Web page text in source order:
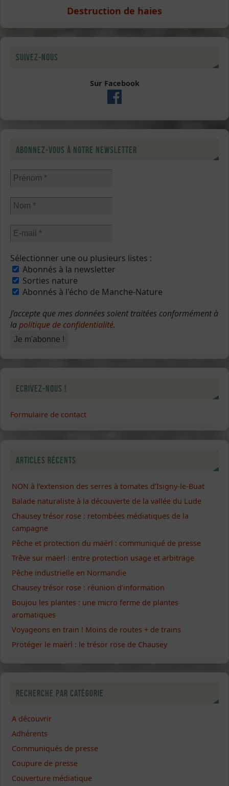
Destruction de haies
Suivez-nous
Sur Facebook
Abonnez-vous à notre newsletter
Sélectionner une ou plusieurs listes :
Abonnés à la newsletter
Sorties nature
Abonnés à l'écho de Manche-Nature
J’accepte que mes données soient traitées conformément à
lapolitique de confidentialité.
Ecrivez-nous !
Formulaire de contact
Articles récents
NON à l’extension des serres à tomates d’Isigny-le-Buat
Balade naturaliste à la découverte de la vallée du Lude
Chausey trésor rose : retombées médiatiques de la
campagne
Pêche et protection du maërl : communiqué de presse
Trêve sur maërl : entre protection usage et arbitrage
Pêche industrielle en Normandie
Chausey trésor rose : réunion d’information
Boujou les plantes : une micro ferme de plantes
aromatiques
Voyageons en train ! Moins de routes + de trains
Protéger le maërl : le trésor rose de Chausey
Recherche par catégorie
A découvrir
Adhérents
Communiqués de presse
Coupure de presse
Couverture médiatique